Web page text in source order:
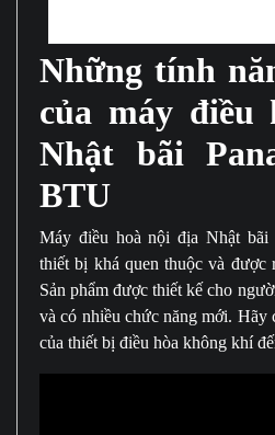
Những tính
của máy điều
Nhật bãi
BTU
Máy điều hoà nội địa Nhật bãi
thiết bị khá quen thuộc và được
Sản phẩm được thiết kế cho
và có nhiều chức năng mới. Hãy
của thiết bị điều hòa không khí